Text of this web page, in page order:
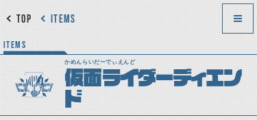
ITEMS
TOP
ITEMS
かめんらいだーでぃえんど
仮面ライダーディエン
ド